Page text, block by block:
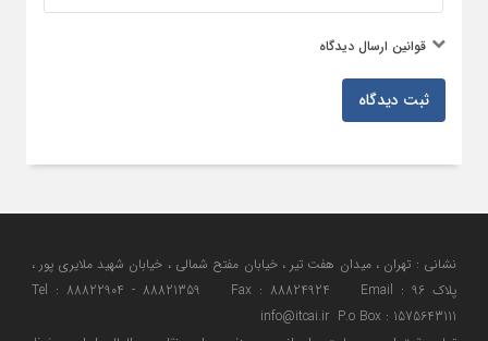
قوانین ارسال دیدگاه
ثبت دیدگاه
نشانی : تهران ، میدان هفت تیر ، خیابان مفتح شمالی ، خیابان شهید ملایری پور ،
پلاک 96 Tel : 88822904 - 88821359 Fax : 88824924 Email :
info@itcai.ir P.o Box : 1575643111